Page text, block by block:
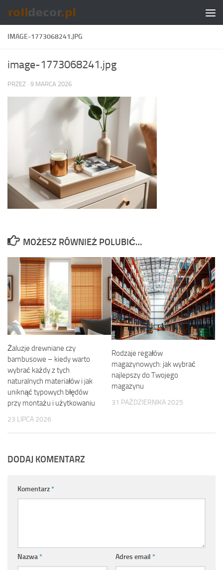
Skip to content
IMAGE-1773068241.JPG
image-1773068241.jpg
PRZEZ · 9 MARCA 2026
MOŻESZ RÓWNIEŻ POLUBIĆ…
Żaluzje drewniane czy
bambusowe – kiedy warto
wybrać każdy z tych
naturalnych materiałów i jak
uniknąć typowych błędów
przy montażu i użytkowaniu
23 LIPCA 2026
Rodzaje regałów
magazynowych: jak wybrać
najlepszy do Twojego
magazynu
31 PAŹDZIERNIKA 2025
DODAJ KOMENTARZ
Komentarz*
Nazwa* Adres email *